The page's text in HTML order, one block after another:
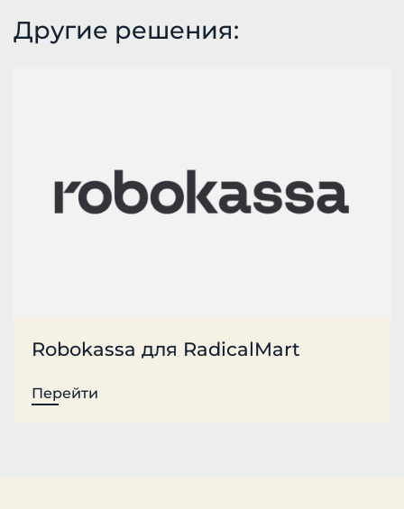
Другие решения:
Robokassa для RadicalMart
Перейти